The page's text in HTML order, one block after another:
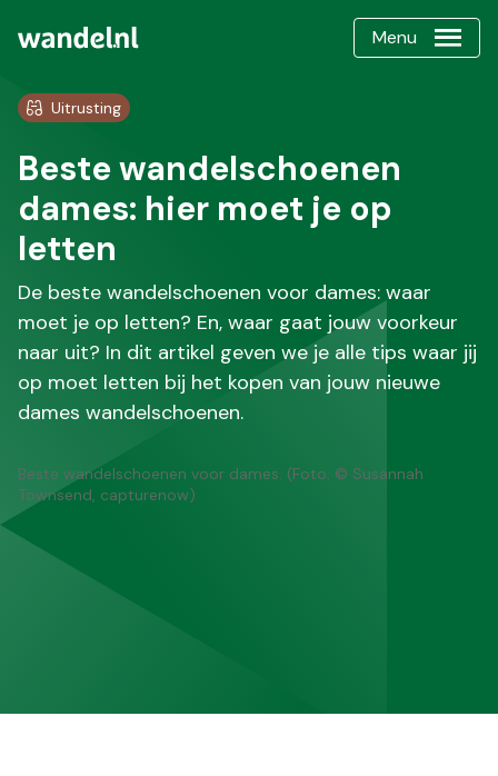
Menu
Uitrusting
Beste wandelschoenen
dames: hier moet je op
letten
De beste wandelschoenen voor dames: waar
moet je op letten? En, waar gaat jouw voorkeur
naar uit? In dit artikel geven we je alle tips waar jij
op moet letten bij het kopen van jouw nieuwe
dames wandelschoenen.
Beste wandelschoenen voor dames. (Foto: © Susannah
Townsend, capturenow)